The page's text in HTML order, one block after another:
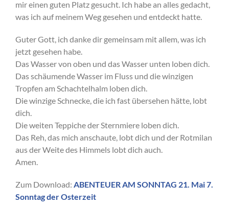
mir einen guten Platz gesucht. Ich habe an alles gedacht,
was ich auf meinem Weg gesehen und entdeckt hatte.
Guter Gott, ich danke dir gemeinsam mit allem, was ich
jetzt gesehen habe.
Das Wasser von oben und das Wasser unten loben dich.
Das schäumende Wasser im Fluss und die winzigen
Tropfen am Schachtelhalm loben dich.
Die winzige Schnecke, die ich fast übersehen hätte, lobt
dich.
Die weiten Teppiche der Sternmiere loben dich.
Das Reh, das mich anschaute, lobt dich und der Rotmilan
aus der Weite des Himmels lobt dich auch.
Amen.
Zum Download: ABENTEUER AM SONNTAG 21. Mai 7.
Sonntag der Osterzeit